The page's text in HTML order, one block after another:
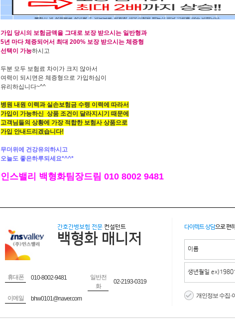
가입 당시의 보험금액을 그대로 보장 받으시는 일반형과
5년 마다 체증되어서 최대 200% 보장 받으시는 체증형
선택이 가능하시고
두분 모두 보험료 차이가 크지 않아서
여력이 되시면은 체증형으로 가입하심이
유리하십니다~^^
병원 내원 이력과 실손보험금 수령 이력에 따라서
가입이 가능하신 상품 조건이 달라지시기 때문에
고객님들의 상황에 가장 적합한 보험사 상품으로
가입 안내드리겠습니다!
무더위에 건강유의하시고
오늘도 좋은하루되세요*^^*
인스밸리 백형화팀장드림 010 8002 9481
간호간병보험 전문 컨설턴트
백형화 매니저
휴대폰 010-8002-9481
일반전
화
02-2193-0319
이메일 bhw0101@naver.com
다이렉트 상담으로 편
개인정보 수집·